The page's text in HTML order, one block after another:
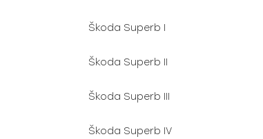
Škoda Superb I
Škoda Superb II
Škoda Superb III
Škoda Superb IV